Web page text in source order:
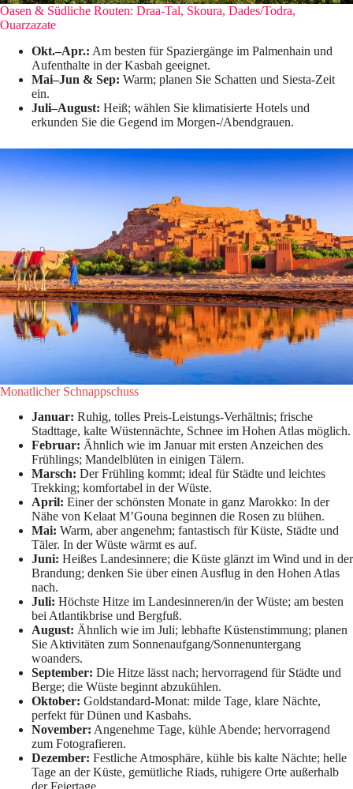
Oasen & Südliche Routen: Draa-Tal, Skoura, Dades/Todra,
Ouarzazate
Okt.–Apr.: Am besten für Spaziergänge im Palmenhain und
Aufenthalte in der Kasbah geeignet.
Mai–Jun & Sep: Warm; planen Sie Schatten und Siesta-Zeit
ein.
Juli–August: Heiß; wählen Sie klimatisierte Hotels und
erkunden Sie die Gegend im Morgen-/Abendgrauen.
Monatlicher Schnappschuss
Januar: Ruhig, tolles Preis-Leistungs-Verhältnis; frische
Stadttage, kalte Wüstennächte, Schnee im Hohen Atlas möglich.
Februar: Ähnlich wie im Januar mit ersten Anzeichen des
Frühlings; Mandelblüten in einigen Tälern.
Marsch: Der Frühling kommt; ideal für Städte und leichtes
Trekking; komfortabel in der Wüste.
April: Einer der schönsten Monate in ganz Marokko: In der
Nähe von Kelaat M’Gouna beginnen die Rosen zu blühen.
Mai: Warm, aber angenehm; fantastisch für Küste, Städte und
Täler. In der Wüste wärmt es auf.
Juni: Heißes Landesinnere; die Küste glänzt im Wind und in der
Brandung; denken Sie über einen Ausflug in den Hohen Atlas
nach.
Juli: Höchste Hitze im Landesinneren/in der Wüste; am besten
bei Atlantikbrise und Bergfuß.
August: Ähnlich wie im Juli; lebhafte Küstenstimmung; planen
Sie Aktivitäten zum Sonnenaufgang/Sonnenuntergang
woanders.
September: Die Hitze lässt nach; hervorragend für Städte und
Berge; die Wüste beginnt abzukühlen.
Oktober: Goldstandard-Monat: milde Tage, klare Nächte,
perfekt für Dünen und Kasbahs.
November: Angenehme Tage, kühle Abende; hervorragend
zum Fotografieren.
Dezember: Festliche Atmosphäre, kühle bis kalte Nächte; helle
Tage an der Küste, gemütliche Riads, ruhigere Orte außerhalb